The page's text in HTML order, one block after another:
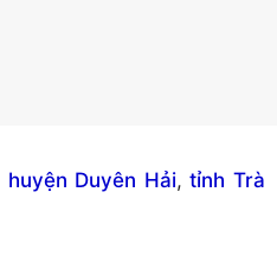
huyện Duyên Hải,tỉnh Trà